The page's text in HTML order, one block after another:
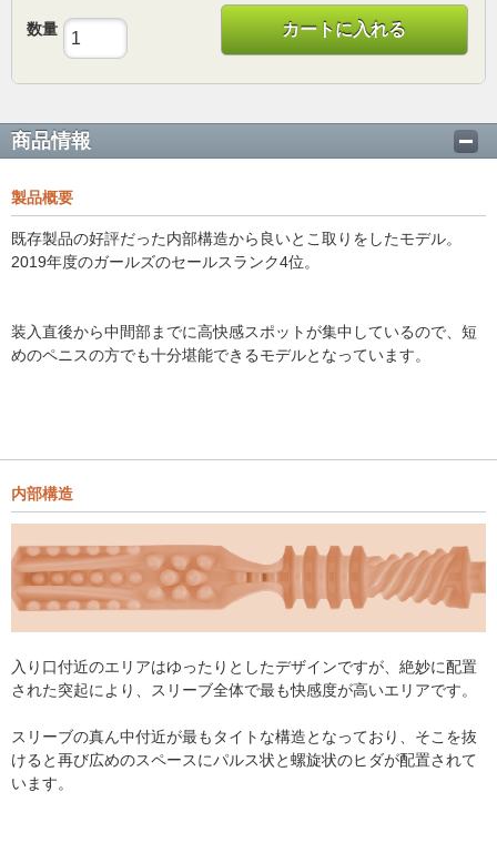
数量 カートに入れる
商品情報
製品概要
既存製品の好評だった内部構造から良いとこ取りをしたモデル。
2019年度のガールズのセールスランク4位。
装入直後から中間部までに高快感スポットが集中しているので、短
めのペニスの方でも十分堪能できるモデルとなっています。
内部構造
入り口付近のエリアはゆったりとしたデザインですが、絶妙に配置
された突起により、スリーブ全体で最も快感度が高いエリアです。
スリーブの真ん中付近が最もタイトな構造となっており、そこを抜
けると再び広めのスペースにパルス状と螺旋状のヒダが配置されて
います。